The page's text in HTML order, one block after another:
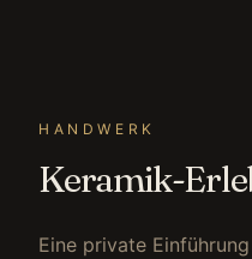
HANDWERK
Keramik-
Eine private